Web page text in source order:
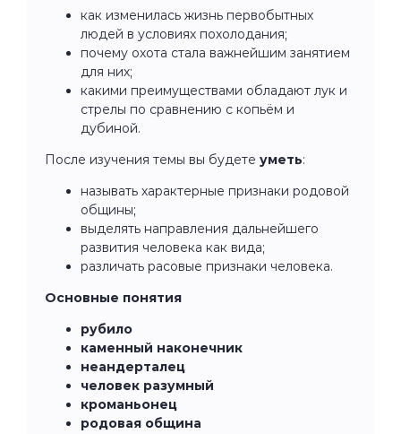
как изменилась жизнь первобытных
людей в условиях похолодания;
почему охота стала важнейшим занятием
для них;
какими преимуществами обладают лук и
стрелы по сравнению с копьём и
дубиной.
После изучения темы вы будете уметь:
называть характерные признаки родовой
общины;
выделять направления дальнейшего
развития человека как вида;
различать расовые признаки человека.
Основные понятия
рубило
каменный наконечник
неандерталец
человек разумный
кроманьонец
родовая община